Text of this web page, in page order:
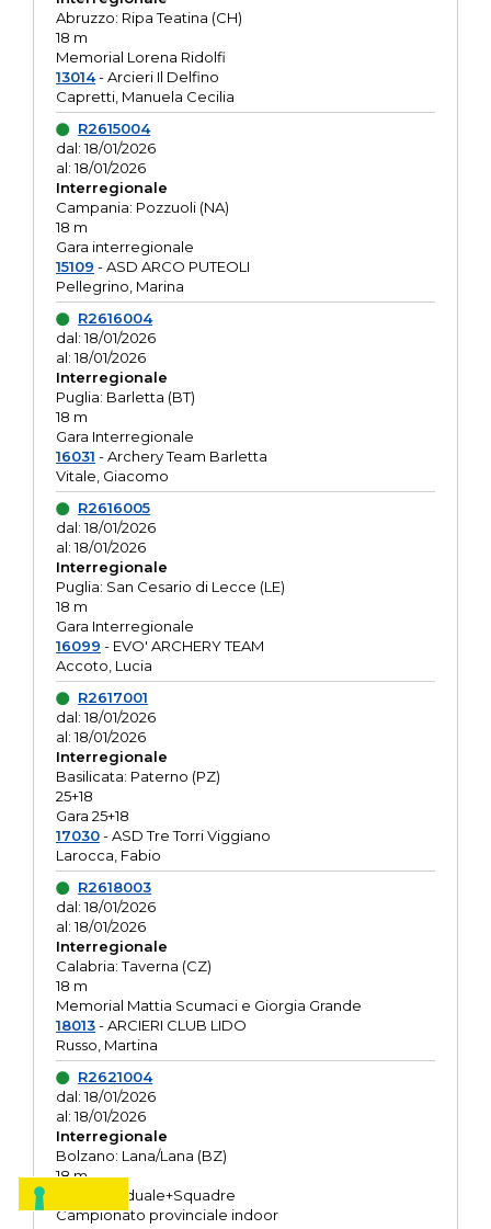
Abruzzo: Ripa Teatina (CH)
18 m
Memorial Lorena Ridolfi
13014- Arcieri Il Delfino
Capretti, Manuela Cecilia
R2615004
dal: 18/01/2026
al: 18/01/2026
Interregionale
Campania: Pozzuoli (NA)
18 m
Gara interregionale
15109 - ASD ARCO PUTEOLI
Pellegrino, Marina
R2616004
dal: 18/01/2026
al: 18/01/2026
Interregionale
Puglia: Barletta (BT)
18 m
Gara Interregionale
16031 - Archery Team Barletta
Vitale, Giacomo
R2616005
dal: 18/01/2026
al: 18/01/2026
Interregionale
Puglia: San Cesario di Lecce (LE)
18 m
Gara Interregionale
16099 - EVO' ARCHERY TEAM
Accoto, Lucia
R2617001
dal: 18/01/2026
al: 18/01/2026
Interregionale
Basilicata: Paterno (PZ)
25+18
Gara 25+18
17030- ASD Tre Torri Viggiano
Larocca, Fabio
R2618003
dal: 18/01/2026
al: 18/01/2026
Interregionale
Calabria: Taverna (CZ)
18 m
Memorial Mattia Scumaci e Giorgia Grande
18013- ARCIERI CLUB LIDO
Russo, Martina
R2621004
dal: 18/01/2026
al: 18/01/2026
Interregionale
Bolzano: Lana/Lana (BZ)
18 m
O.R. Individuale+Squadre
Campionato provinciale indoor